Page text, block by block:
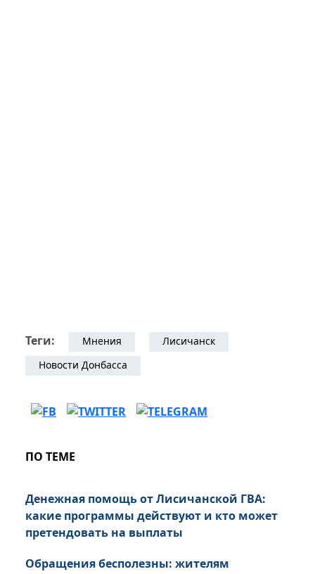
Теги: Мнения
Лисичанск
Новости Донбасса
ПО ТЕМЕ
Денежная помощь от Лисичанской ГВА:
какие программы действуют и кто может
претендовать на выплаты
Обращения бесполезны: жителям